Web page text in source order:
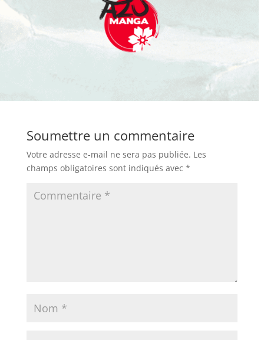
Soumettre un commentaire
Votre adresse e-mail ne sera pas publiée. Les
champs obligatoires sont indiqués avec *